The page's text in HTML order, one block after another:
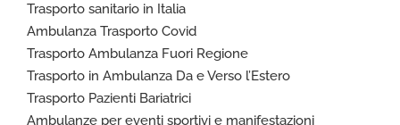
Trasporto sanitario in Italia
Ambulanza Trasporto Covid
Trasporto Ambulanza Fuori Regione
Trasporto in Ambulanza Da e Verso l’Estero
Trasporto Pazienti Bariatrici
Ambulanze per eventi sportivi e manifestazioni